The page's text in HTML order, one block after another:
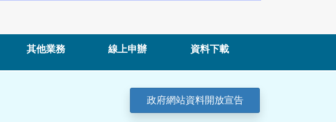
其他業務 線上申辦 資料下載
政府網站資料開放宣告